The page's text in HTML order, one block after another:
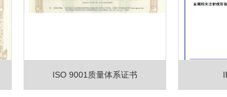
ISO 9001质量体系证书